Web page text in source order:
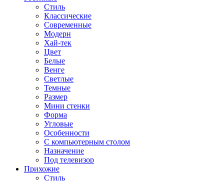
Стиль
Классические
Современные
Модерн
Хай-тек
Цвет
Белые
Венге
Светлые
Темные
Размер
Мини стенки
Форма
Угловые
Особенности
С компьютерным столом
Назначение
Под телевизор
Прихожие
Стиль